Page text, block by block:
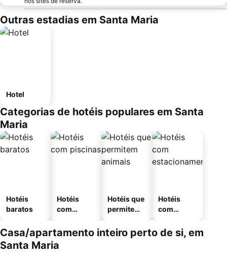
Outras estadias em Santa Maria
Hotel
Categorias de hotéis populares em Santa
Maria
Hotéis
baratos
Hotéis
com
Hotéis que
permitem
Hotéis
com
mento
Casa/apartamento inteiro perto de si, em
Santa Maria